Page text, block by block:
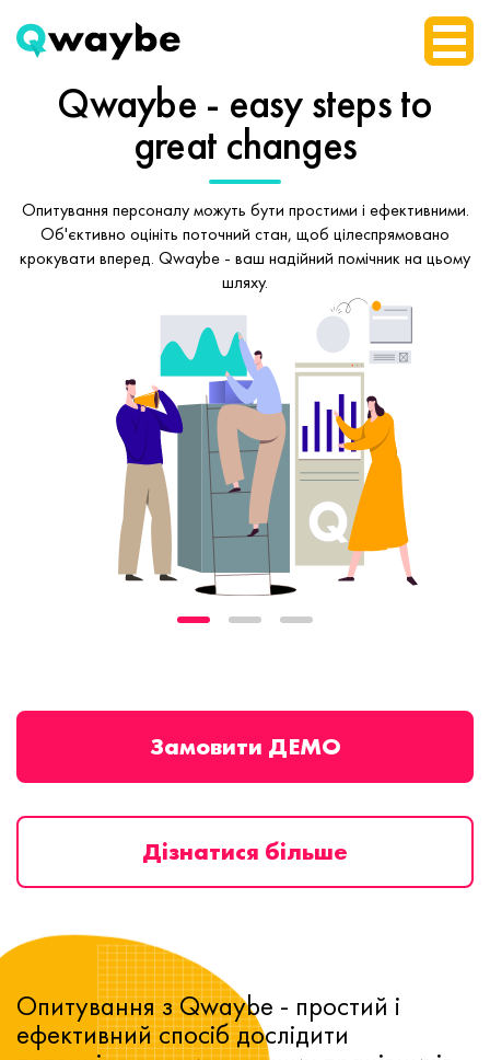
Qwaybe - easy stepsto
great changes
Опитування персоналу можуть бути простими і ефективними.
Об'єктивно оцініть поточний стан, щоб цілеспрямовано
крокувати вперед. Qwaybe - ваш надійний помічник на цьому
шляху.
Замовити ДЕМО
Дізнатися більше
Опитування з Qwaybe - простий і
ефективний спосіб дослідити